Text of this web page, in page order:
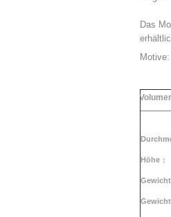
Das
Motive:
Höhe ↕